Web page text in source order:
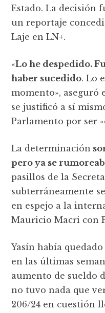
Estado. La decisión
un reportaje
Laje en LN+.
«Lo he despedido.
haber sucedido. Lo
momento», aseguró
se justificó a sí
Parlamento por ser
La determinación
pero ya se
pasillos de la
subterráneamente
en espejo a la
Mauricio Macri con
Yasín había
en las últimas
aumento de sueldo
no tuvo nada que
206/24 en cuestión